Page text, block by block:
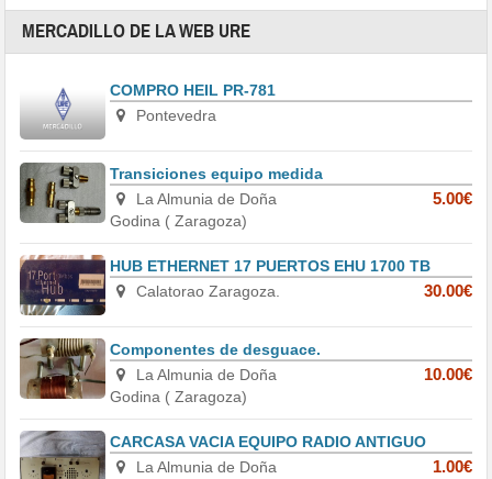
MERCADILLO DE LA WEB URE
COMPRO HEIL PR-781
Pontevedra
Transiciones equipo medida
La Almunia de Doña
Godina ( Zaragoza)
5.00€
HUB ETHERNET 17 PUERTOS EHU 1700 TB
Calatorao Zaragoza.
30.00€
Componentes de desguace.
La Almunia de Doña
Godina ( Zaragoza)
10.00€
CARCASA VACIA EQUIPO RADIO ANTIGUO
La Almunia de Doña
1.00€